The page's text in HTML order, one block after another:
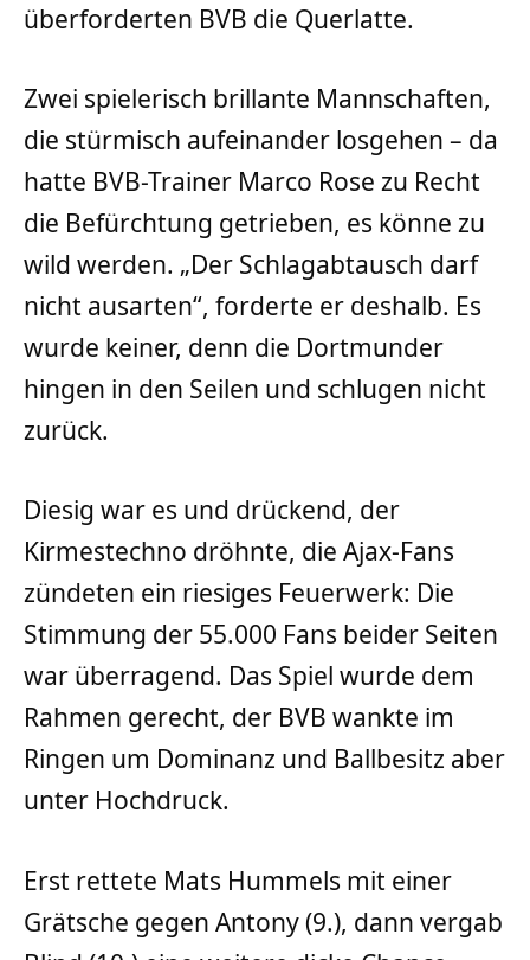
überforderten BVB die Querlatte.
Zwei spielerisch brillante Mannschaften,
die stürmisch aufeinander losgehen – da
hatte BVB-Trainer Marco Rose zu Recht
die Befürchtung getrieben, es könne zu
wild werden. „Der Schlagabtausch darf
nicht ausarten“, forderte er deshalb. Es
wurde keiner, denn die Dortmunder
hingen in den Seilen und schlugen nicht
zurück.
Diesig war es und drückend, der
Kirmestechno dröhnte, die Ajax-Fans
zündeten ein riesiges Feuerwerk: Die
Stimmung der 55.000 Fans beider Seiten
war überragend. Das Spiel wurde dem
Rahmen gerecht, der BVB wankte im
Ringen um Dominanz und Ballbesitz aber
unter Hochdruck.
Erst rettete Mats Hummels mit einer
Grätsche gegen Antony (9.), dann vergab